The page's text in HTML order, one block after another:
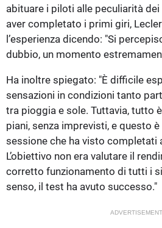
abituare i piloti alle peculiarità
aver completato i primi giri,
l’esperienza dicendo: "Si
dubbio, un momento
Ha inoltre spiegato: "È difficile
sensazioni in condizioni tanto
tra pioggia e sole. Tuttavia, tutto
piani, senza imprevisti, e questo
sessione che ha visto completati
L’obiettivo non era valutare il
corretto funzionamento di tutti i
senso, il test ha avuto successo."
ADVERTISEMENT